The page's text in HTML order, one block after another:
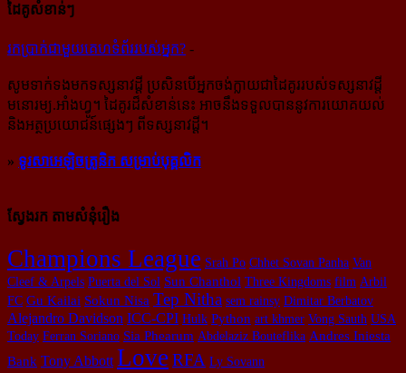
ដៃគូសំខាន់ៗ
រក​​ប្រាក់​​ជា​​មួយ​​គេហទំព័រ​​របស់​​អ្នក? -
សូម​ទាក់ទង​មក​ទស្សនាវដ្ដី ប្រសិន​បើ​អ្នក​ចង់​ក្លាយ​ជា​ដៃគូរ​របស់​ទស្សនាវដ្ដី​
មនោរម្យ.អាំងហ្វូ។ ដៃ​គូរ​ដ៏​សំខាន់​នេះ អាច​នឹង​ទទួល​បាន​នូវ​ការ​យោគយល់
និង​អត្ថ​ប្រយោជន៍​ផ្សេងៗ ពីទស្សនាវដ្ដី។
» ទូរសាអេឡិចត្រូនិក សម្រាប់បុគ្គលិក
ស្វែងរក តាមសំនុំរឿង
Champions League Srah Po Chhet Sovan Panha Van
Cleef & Arpels Puerta del Sol Sun Chanthol Three Kingdoms film Arbil
FC Gu Kailai Sokun Nisa Tep Nitha sem rainsy Dimitar Berbatov
Alejandro Davidson ICC-CPI Hulk Python art khmer Vong Sauth USA
Today Ferran Soriano Sia Phearum Abdelaziz Bouteflika Andres Iniesta
Bank Tony Abbott Love RFA Ly Sovann